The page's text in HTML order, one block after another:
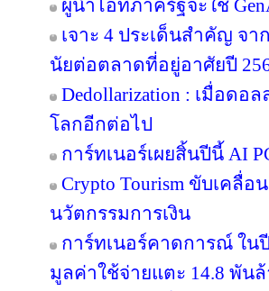
ผู้นำไอทีภาครัฐจะใช้
เจาะ 4 ประเด็นสำคัญ จาก
นัยต่อตลาดที่อยู่อาศัยปี
Dedollarization : เมื่อดอ
โลกอีกต่อไป
การ์ทเนอร์เผยสิ้นปีนี้ AI
Crypto Tourism ขับเคลื่
นวัตกรรมการเงิน
การ์ทเนอร์คาดการณ์ ใน
มูลค่าใช้จ่ายแตะ 14.8 พัน